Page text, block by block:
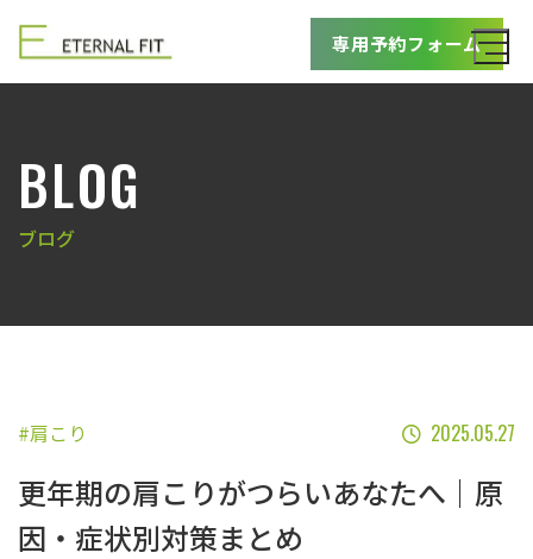
専用予約フォーム
BLOG
ブログ
#肩こり 2025.05.27
更年期の肩こりがつらいあなたへ｜原
因・症状別対策まとめ